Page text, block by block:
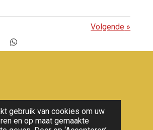
gebruik van cookies om uw
en op maat gemaakte
Volgende »
D
e
overloon nieuws